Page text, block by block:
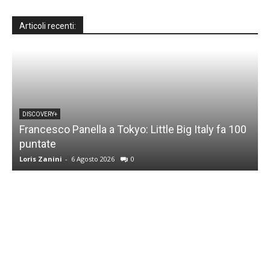
Articoli recenti:
DISCOVERY+
Francesco Panella a Tokyo: Little Big Italy fa 100
puntate
Loris Zanini - 6 Agosto 2026 0